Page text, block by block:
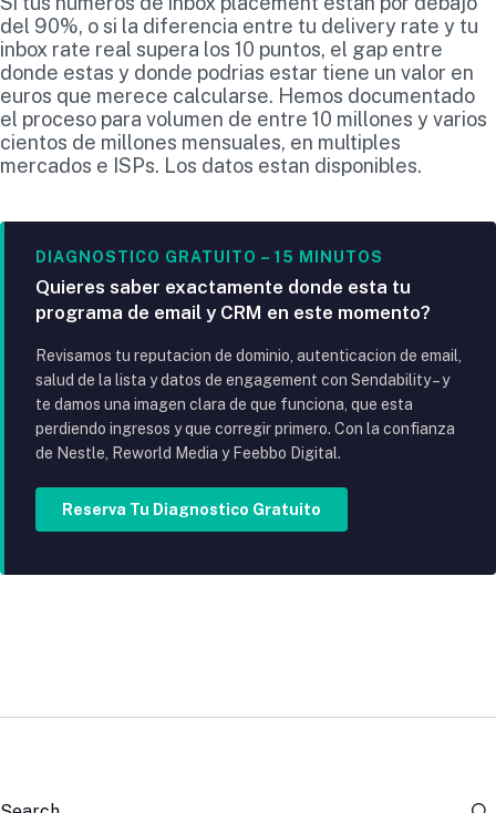
del 90%, o si la diferencia entre tu delivery rate y tu
inbox rate real supera los 10 puntos, el gap entre
donde estas y donde podrias estar tiene un valor en
euros que merece calcularse. Hemos documentado
el proceso para volumen de entre 10 millones y varios
cientos de millones mensuales, en multiples
mercados e ISPs. Los datos estan disponibles.
DIAGNOSTICO GRATUITO – 15 MINUTOS
Quieres saber exactamente donde esta tu
programa de email y CRM en este momento?
Revisamos tu reputacion de dominio, autenticacion de email,
salud de la lista y datos de engagement con Sendability – y
te damos una imagen clara de que funciona, que esta
perdiendo ingresos y que corregir primero. Con la confianza
de Nestle, Reworld Media y Feebbo Digital.
Reserva Tu Diagnostico Gratuito